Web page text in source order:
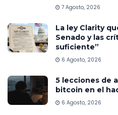
7 Agosto, 2026
La ley Clarity
Senado y las
suficiente”
6 Agosto, 2026
5 lecciones de
bitcoin en el
6 Agosto, 2026